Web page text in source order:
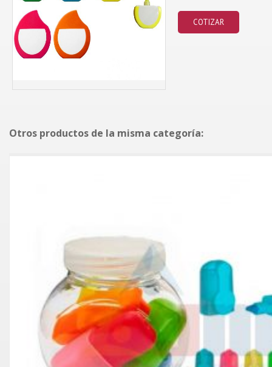
COTIZAR
Otros productos de la misma categoría: